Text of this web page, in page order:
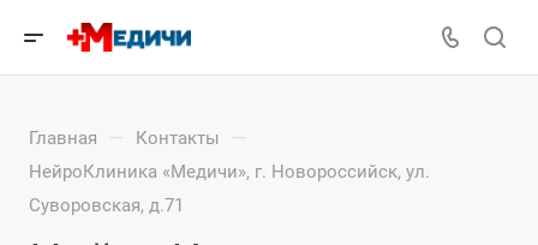
Главная — Контакты —
НейроКлиника «Медичи», г. Новороссийск, ул.
Суворовская, д.71